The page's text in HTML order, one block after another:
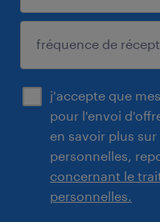
j'accepte que
pour l'envoi
en savoir plus
personnelles,
concernant le
personnelles.